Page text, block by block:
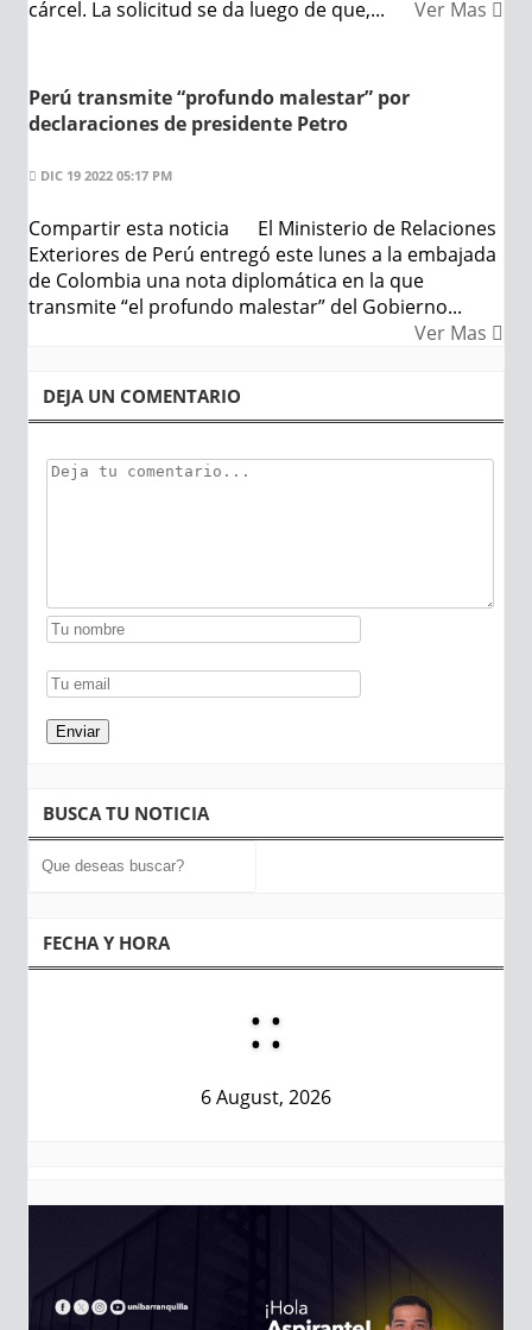
cárcel. La solicitud se da luego de que,... Ver Mas
Perú transmite “profundo malestar” por
declaraciones de presidente Petro
DIC 19 2022 05:17 PM
Compartir esta noticia El Ministerio de Relaciones
Exteriores de Perú entregó este lunes a la embajada
de Colombia una nota diplomática en la que
transmite “el profundo malestar” del Gobierno...
Ver Mas
DEJA UN COMENTARIO
BUSCA TU NOTICIA
FECHA Y HORA
::
6 August, 2026